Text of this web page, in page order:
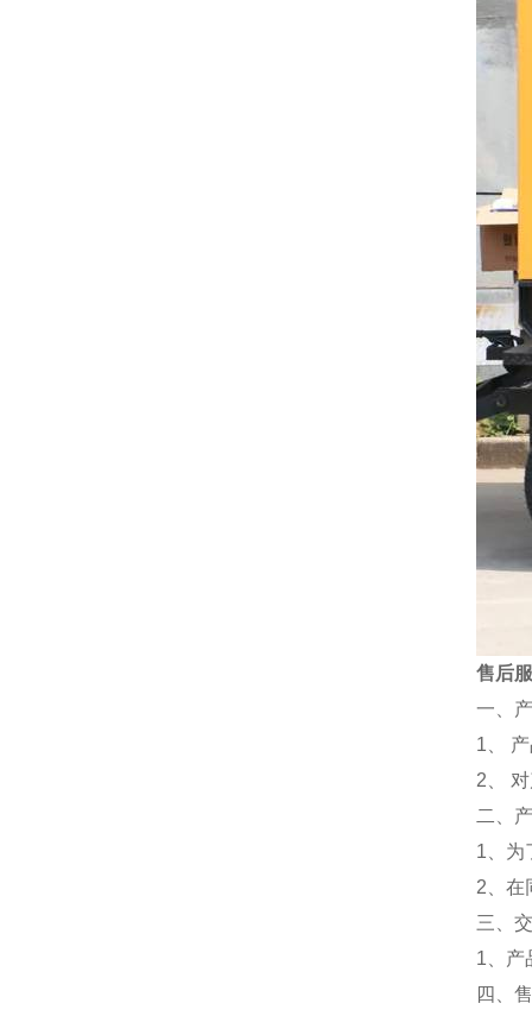
售后
一、
1、
2、
二、
1、为
2、在
三、
1、产
四、